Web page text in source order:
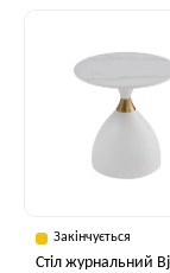
Закінчується
Стіл журнальний